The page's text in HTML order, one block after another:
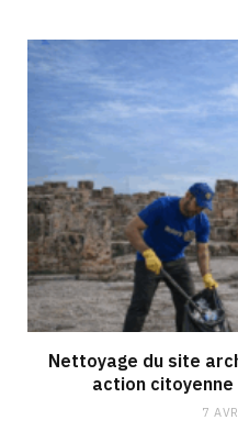
Nettoyage du site
action citoyenne
7